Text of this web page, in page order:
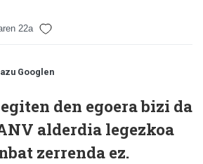
22a
Googlen
den egoera bizi da
alderdia legezkoa
zerrenda ez.